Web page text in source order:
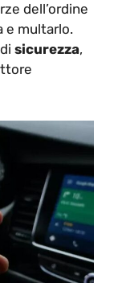
dell’ordine
e multarlo.
sicurezza,